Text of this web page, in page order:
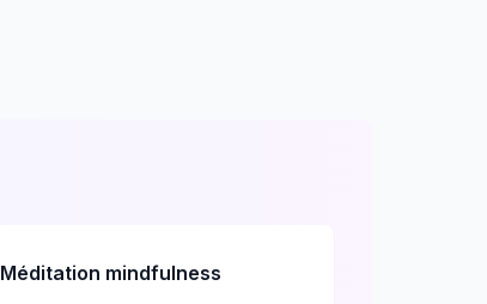
Méditation mindfulness